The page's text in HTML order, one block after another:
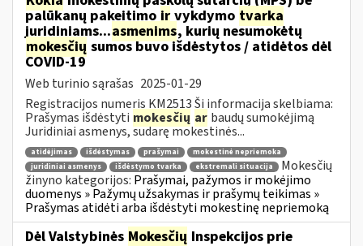
palūkanų pakeitimo ir vykdymo tvarka
juridiniams...asmenims, kurių nesumokėtų
mokesčių sumos buvo išdėstytos / atidėtos dėl
COVID-19
Web turinio sąrašas 2025-01-29
Registracijos numeris KM2513 Ši informacija skelbiama:
Prašymas išdėstyti mokesčių ar baudų sumokėjimą
Juridiniai asmenys, sudarę mokestinės...
atidėjimas išdėstymas prašymai
mokestinė nepriemoka
juridiniai asmenys
išdėstymo tvarka ekstremali situacija
Mokesčių
žinyno kategorijos: Prašymai, pažymos ir mokėjimo
duomenys » Pažymų užsakymas ir prašymų teikimas »
Prašymas atidėti arba išdėstyti mokestinę nepriemoką
Dėl Valstybinės Mokesčių Inspekcijos prie